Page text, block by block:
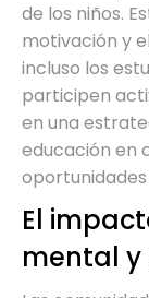
de los niños.
motivación y
incluso los
participen
en una
educación en
oportunidades
El
mental y